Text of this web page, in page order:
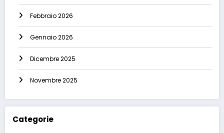
Febbraio 2026
Gennaio 2026
Dicembre 2025
Novembre 2025
Categorie